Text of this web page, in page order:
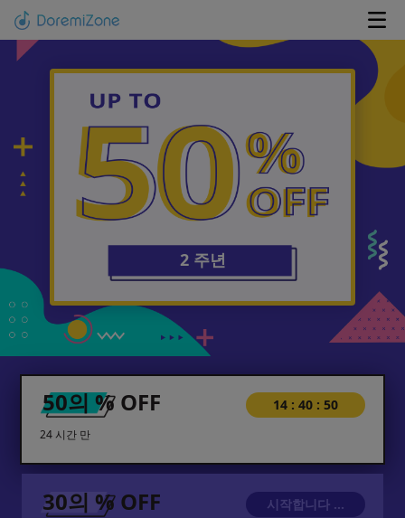
2 주년
50의 % OFF
24 시간 만
14 : 40 : 50
30의 % OFF 시작합니다 ...